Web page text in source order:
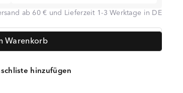
ab 60 € und Lieferzeit 1-3 Werktage in DE
Warenkorb
hinzufügen
Anna Koop, Dr. Anne-Kathrin Huge und
auf Lebenskraftpur